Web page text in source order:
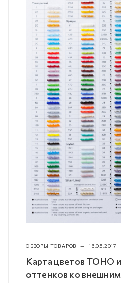
ОБЗОРЫ ТОВАРОВ — 16.05.2017
Карта цветов TOHO
оттенков ко